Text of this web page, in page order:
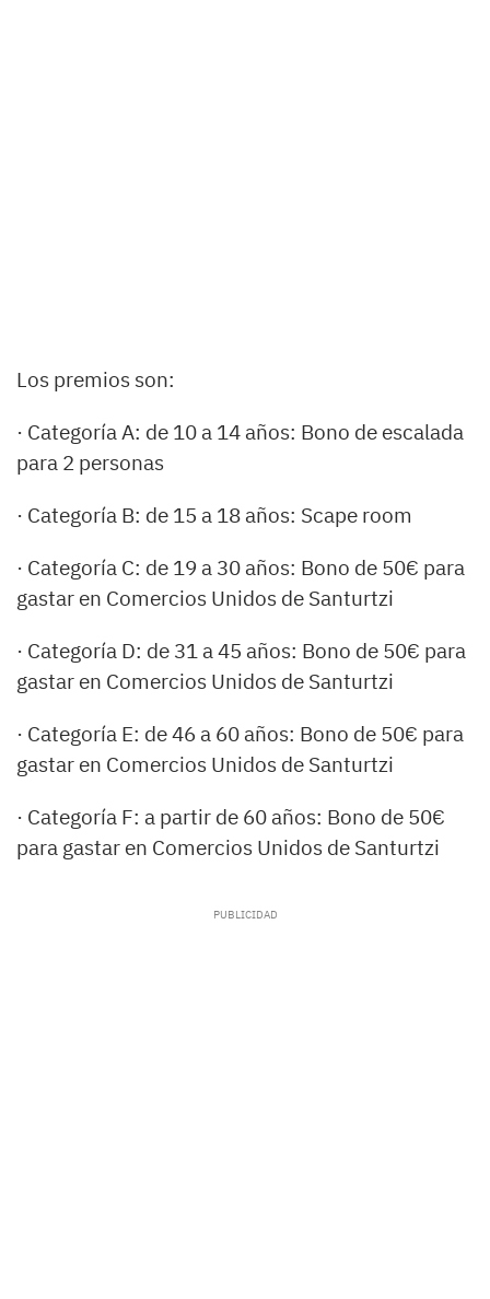
Los premios son:
· Categoría A: de 10 a 14 años: Bono de escalada
para 2 personas
· Categoría B: de 15 a 18 años: Scape room
· Categoría C: de 19 a 30 años: Bono de 50€ para
gastar en Comercios Unidos de Santurtzi
· Categoría D: de 31 a 45 años: Bono de 50€ para
gastar en Comercios Unidos de Santurtzi
· Categoría E: de 46 a 60 años: Bono de 50€ para
gastar en Comercios Unidos de Santurtzi
· Categoría F: a partir de 60 años: Bono de 50€
para gastar en Comercios Unidos de Santurtzi